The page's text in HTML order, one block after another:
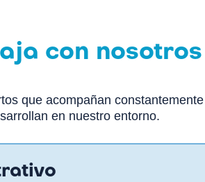
con nosotros
que acompañan
en nuestro entorno.